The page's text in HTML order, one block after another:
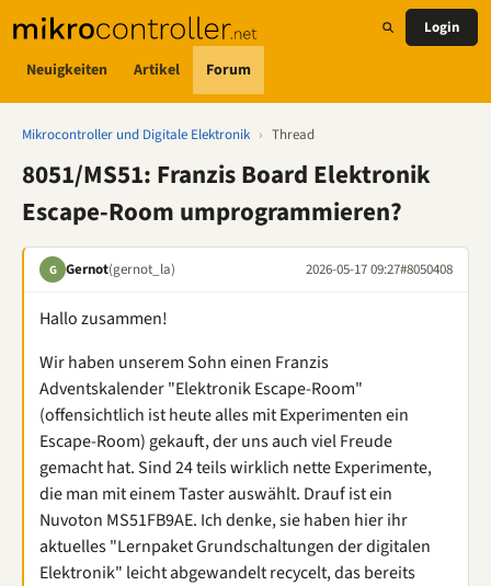
Neuigkeiten Artikel Forum
Login
Mikrocontroller und Digitale Elektronik › Thread
8051/MS51: Franzis Board Elektronik
Escape-Room umprogrammieren?
G Gernot(gernot_la) 2026-05-17 09:27#8050408
Hallo zusammen!
Wir haben unserem Sohn einen Franzis
Adventskalender "Elektronik Escape-Room"
(offensichtlich ist heute alles mit Experimenten ein
Escape-Room) gekauft, der uns auch viel Freude
gemacht hat. Sind 24 teils wirklich nette Experimente,
die man mit einem Taster auswählt. Drauf ist ein
Nuvoton MS51FB9AE. Ich denke, sie haben hier ihr
aktuelles "Lernpaket Grundschaltungen der digitalen
Elektronik" leicht abgewandelt recycelt, das bereits